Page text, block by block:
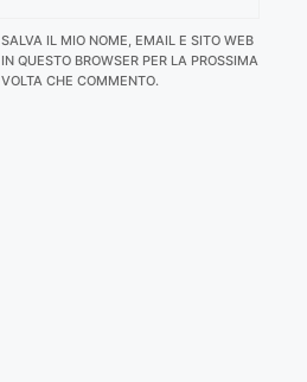
SALVA IL MIO NOME, EMAIL E SITO WEB
IN QUESTO BROWSER PER LA PROSSIMA
VOLTA CHE COMMENTO.